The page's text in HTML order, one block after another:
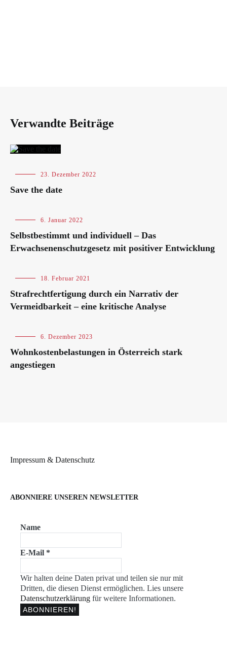
Verwandte Beiträge
Blog 23. Dezember 2022
Save the date
Blog 6. Januar 2022
Selbstbestimmt und individuell – Das
Erwachsenenschutzgesetz mit positiver Entwicklung
Blog 18. Februar 2021
Strafrechtfertigung durch ein Narrativ der
Vermeidbarkeit – eine kritische Analyse
Blog 6. Dezember 2023
Wohnkostenbelastungen in Österreich stark
angestiegen
Impressum & Datenschutz
ABONNIERE UNSEREN NEWSLETTER
Name
E-Mail *
Wir halten deine Daten privat und teilen sie nur mit
Dritten, die diesen Dienst ermöglichen. Lies unsere
Datenschutzerklärung für weitere Informationen.